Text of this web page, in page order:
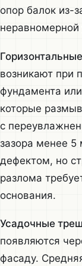
опор балок из-
возникают при
фундамента
которые
с
зазора менее
дефектом, но
разлома
основания.
Усадочные
появляются
фасаду.